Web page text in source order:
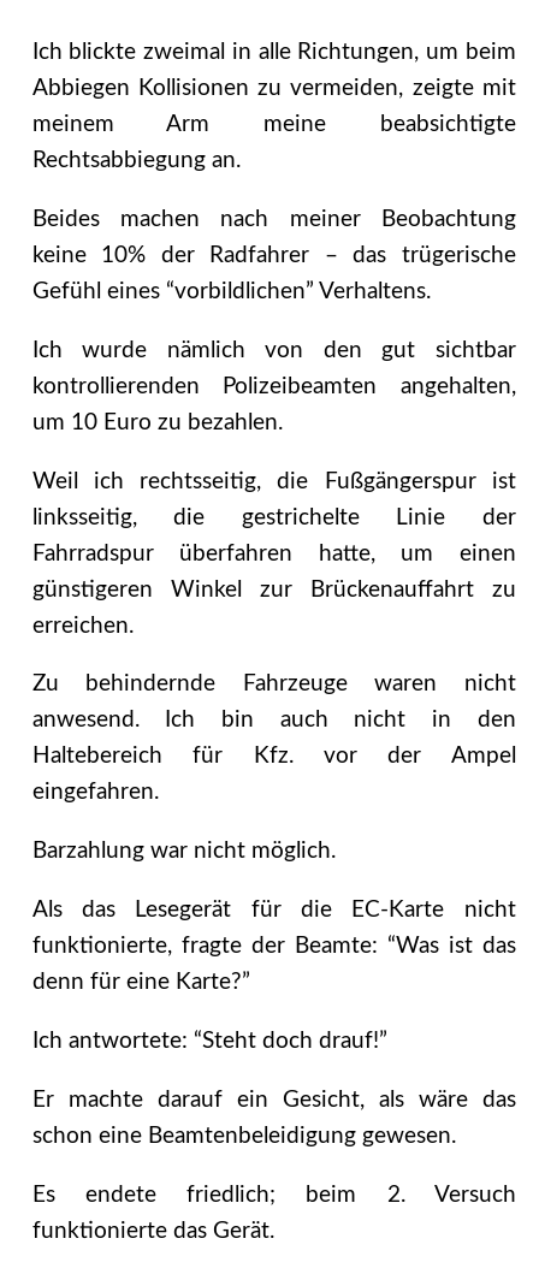
Ich blickte zweimal in alle Richtungen, um beim
Abbiegen Kollisionen zu vermeiden, zeigte mit
meinem Arm meine beabsichtigte
Rechtsabbiegung an.
Beides machen nach meiner Beobachtung
keine 10% der Radfahrer – das trügerische
Gefühl eines “vorbildlichen” Verhaltens.
Ich wurde nämlich von den gut sichtbar
kontrollierenden Polizeibeamten angehalten,
um 10 Euro zu bezahlen.
Weil ich rechtsseitig, die Fußgängerspur ist
linksseitig, die gestrichelte Linie der
Fahrradspur überfahren hatte, um einen
günstigeren Winkel zur Brückenauffahrt zu
erreichen.
Zu behindernde Fahrzeuge waren nicht
anwesend. Ich bin auch nicht in den
Haltebereich für Kfz. vor der Ampel
eingefahren.
Barzahlung war nicht möglich.
Als das Lesegerät für die EC-Karte nicht
funktionierte, fragte der Beamte: “Was ist das
denn für eine Karte?”
Ich antwortete: “Steht doch drauf!”
Er machte darauf ein Gesicht, als wäre das
schon eine Beamtenbeleidigung gewesen.
Es endete friedlich; beim 2. Versuch
funktionierte das Gerät.